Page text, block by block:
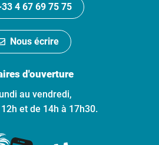
4 67 69 75 75
Nous écrire
d'ouverture
au vendredi,
et de 14h à 17h30.